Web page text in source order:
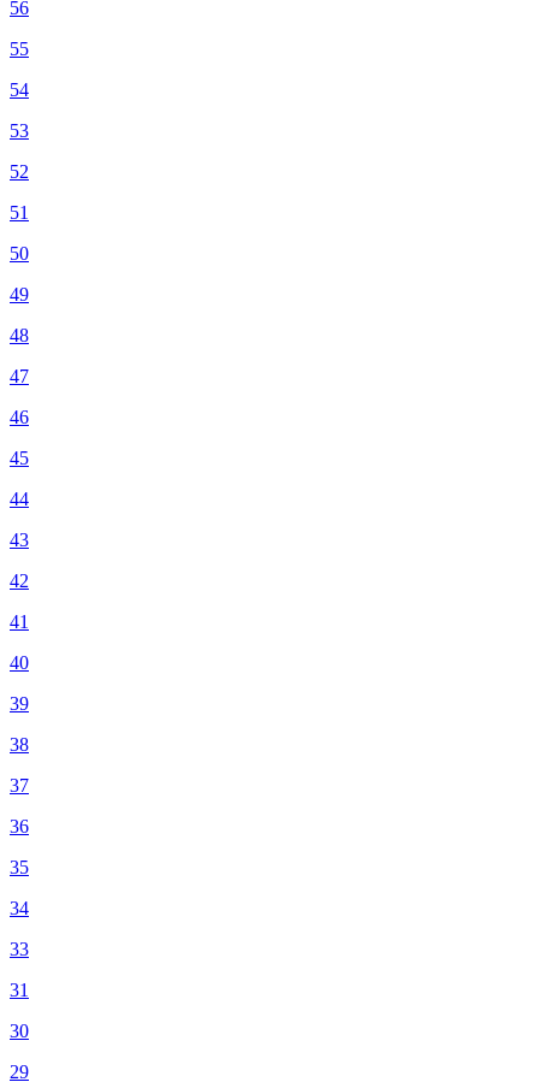
56
55
54
53
52
51
50
49
48
47
46
45
44
43
42
41
40
39
38
37
36
35
34
33
31
30
29